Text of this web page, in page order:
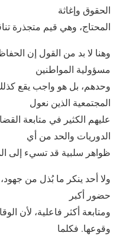
الحقوق وإغاثة
المحتاج، وهي قيم متجذرة
وهنا لا بد من القول إن
مسؤولية المواطنين
وحدهم، بل هو واجب يقع
المجتمعية الذين نعول
عليهم الكثير في متابعة
الدوريات والحد من أي
ظواهر سلبية قد تسيء إلى
ولا أحد ينكر ما بُذل من
حضور أكبر
ومتابعة أكثر فاعلية، لأن
وقوعها. فكلما